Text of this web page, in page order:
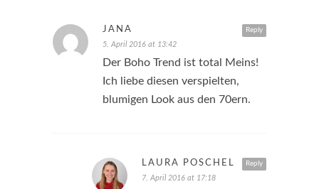
Reply
JANA
5. April 2016 at 13:42
Der Boho Trend ist total Meins!
Ich liebe diesen verspielten,
blumigen Look aus den 70ern.
Reply
LAURA PÖSCHEL
7. April 2016 at 17:18